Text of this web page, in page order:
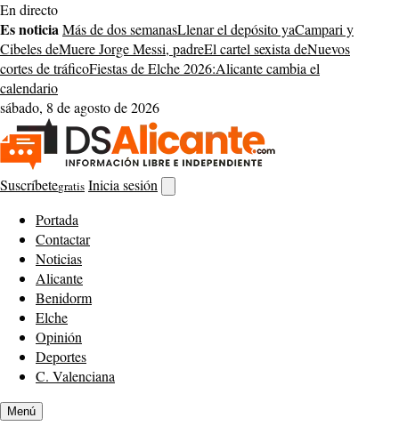
Saltar
al
contenido
En directo
Es noticiaMás de dos semanasLlenar el depósito yaCampari y
Cibeles deMuere Jorge Messi, padreEl cartel sexista deNuevos
cortes de tráficoFiestas de Elche 2026:Alicante cambia el
calendario
sábado, 8 de agosto de 2026
Suscríbetegratis Inicia sesión
buscador
Portada
Contactar
Noticias
Alicante
Benidorm
Elche
Opinión
Deportes
C. Valenciana
Menú